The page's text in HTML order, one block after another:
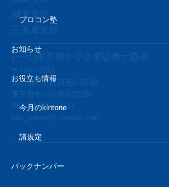
プロコン塾
お知らせ
お役立ち情報
今月のkintone
諸規定
バックナンバー
城北支部
三多摩支部
(一社)東京都中小企業診断士協会
〒104－0061
東京都中央区銀座2-10-18
東京都中小企業会館5階
TEL 03-5550-0033
info_tokyo@t-smeca.com